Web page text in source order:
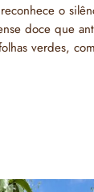
o
doce que
verdes,